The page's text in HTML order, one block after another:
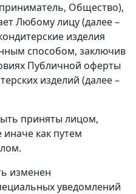
Общество),
Любому лицу (далее –
изделия
способом, заключив
Публичной оферты
изделий (далее –
приняты лицом,
как путем
изменен
уведомлений